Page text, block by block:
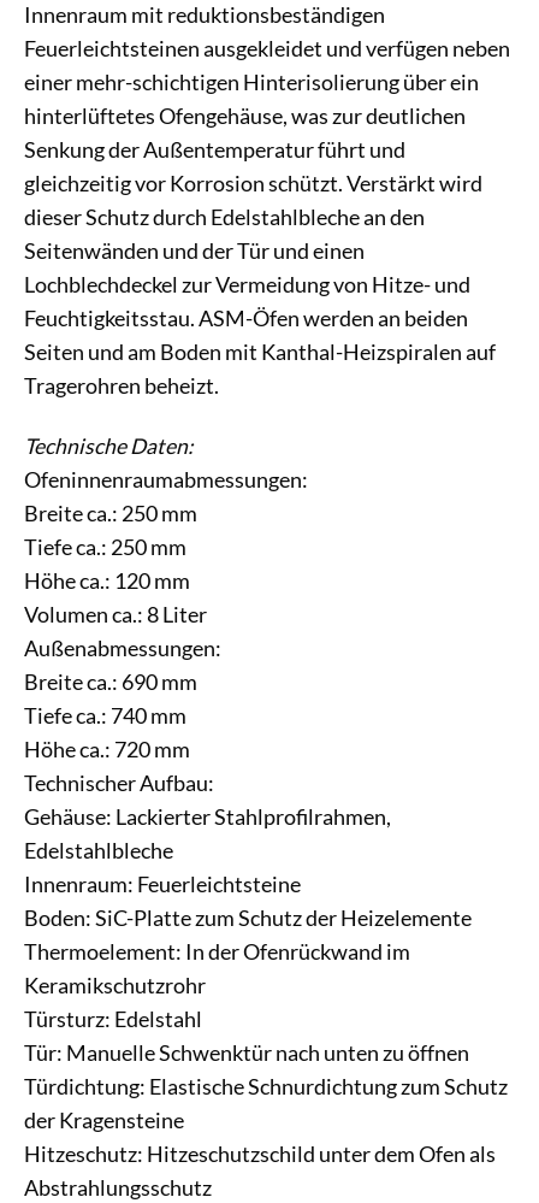
Innenraum mit reduktionsbeständigen
Feuerleichtsteinen ausgekleidet und verfügen neben
einer mehr-schichtigen Hinterisolierung über ein
hinterlüftetes Ofengehäuse, was zur deutlichen
Senkung der Außentemperatur führt und
gleichzeitig vor Korrosion schützt. Verstärkt wird
dieser Schutz durch Edelstahlbleche an den
Seitenwänden und der Tür und einen
Lochblechdeckel zur Vermeidung von Hitze- und
Feuchtigkeitsstau. ASM-Öfen werden an beiden
Seiten und am Boden mit Kanthal-Heizspiralen auf
Tragerohren beheizt.
Technische Daten:
Ofeninnenraumabmessungen:
Breite ca.: 250 mm
Tiefe ca.: 250 mm
Höhe ca.: 120 mm
Volumen ca.: 8 Liter
Außenabmessungen:
Breite ca.: 690 mm
Tiefe ca.: 740 mm
Höhe ca.: 720 mm
Technischer Aufbau:
Gehäuse: Lackierter Stahlprofilrahmen,
Edelstahlbleche
Innenraum: Feuerleichtsteine
Boden: SiC-Platte zum Schutz der Heizelemente
Thermoelement: In der Ofenrückwand im
Keramikschutzrohr
Türsturz: Edelstahl
Tür: Manuelle Schwenktür nach unten zu öffnen
Türdichtung: Elastische Schnurdichtung zum Schutz
der Kragensteine
Hitzeschutz: Hitzeschutzschild unter dem Ofen als
Abstrahlungsschutz